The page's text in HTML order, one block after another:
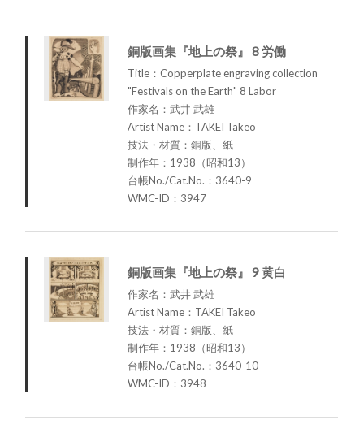
銅版画集『地上の祭』 8 労働
Title：Copperplate engraving collection
"Festivals on the Earth" 8 Labor
作家名：武井 武雄
Artist Name：TAKEI Takeo
技法・材質：銅版、紙
制作年：1938（昭和13）
台帳No./Cat.No.：3640-9
WMC-ID：3947
銅版画集『地上の祭』 9 黄白
作家名：武井 武雄
Artist Name：TAKEI Takeo
技法・材質：銅版、紙
制作年：1938（昭和13）
台帳No./Cat.No.：3640-10
WMC-ID：3948